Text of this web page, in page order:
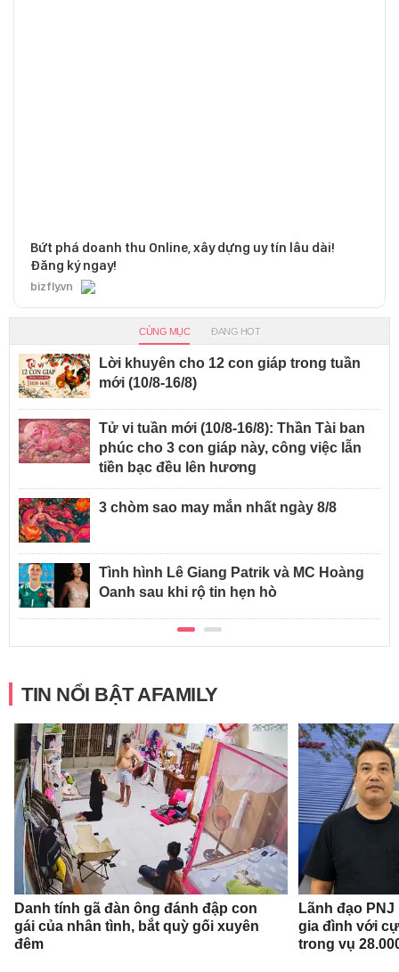
Bứt phá doanh thu Online, xây dựng uy tín lâu dài!
Đăng ký ngay!
bizfly.vn
CÙNG MỤC ĐANG HOT
Lời khuyên cho 12 con giáp trong tuần
mới (10/8-16/8)
Tử vi tuần mới (10/8-16/8): Thần Tài ban
phúc cho 3 con giáp này, công việc lẫn
tiền bạc đều lên hương
3 chòm sao may mắn nhất ngày 8/8
Tình hình Lê Giang Patrik và MC Hoàng
Oanh sau khi rộ tin hẹn hò
TIN NỔI BẬT AFAMILY
Danh tính gã đàn ông đánh đập con
gái của nhân tình, bắt quỳ gối xuyên
đêm
Lãnh đạo
gia đình với
trong vụ